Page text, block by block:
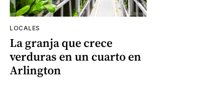
LOCALES
La granja que crece
verduras en un cuarto en
Arlington